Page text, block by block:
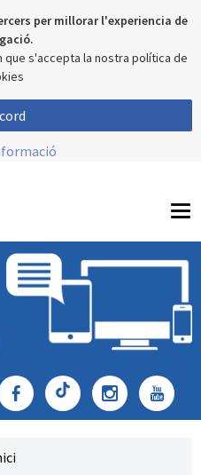
per millorar l'experiencia de
que s'accepta la nostra política de